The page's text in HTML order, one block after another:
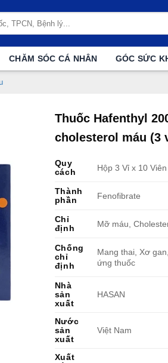
CHĂM SÓC CÁ NHÂN GÓC SỨC
Thuốc Hafenthyl
cholesterol máu (3
Quy
cách
Hộp 3 Vỉ x 10 Viên
Thành
phần
Fenofibrate
Chỉ
định
Mỡ máu,
Chống
chỉ
định
Mang thai, Xơ
ứng thuốc
Nhà
sản
xuất
HASAN
Nước
sản
xuất
Việt Nam
Xuất